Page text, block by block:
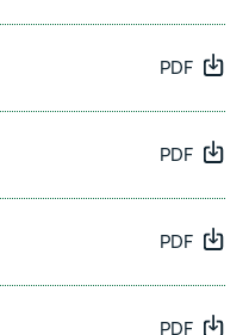
PDF
PDF
PDF
PDF